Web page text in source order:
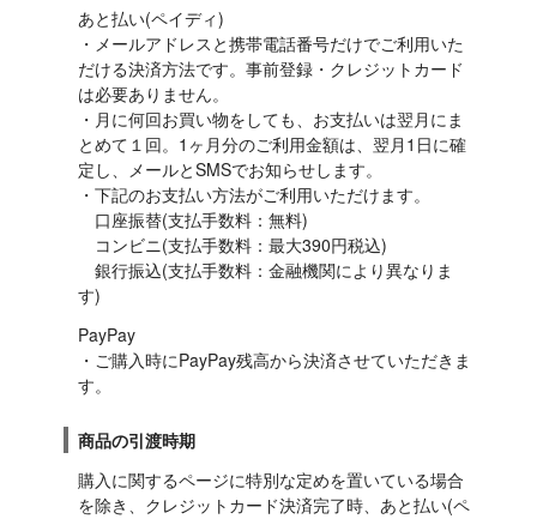
あと払い(ペイディ)
・メールアドレスと携帯電話番号だけでご利用いた
だける決済方法です。事前登録・クレジットカード
は必要ありません。
・月に何回お買い物をしても、お支払いは翌月にま
とめて１回。1ヶ月分のご利用金額は、翌月1日に確
定し、メールとSMSでお知らせします。
・下記のお支払い方法がご利用いただけます。
口座振替(支払手数料：無料)
コンビニ(支払手数料：最大390円税込)
銀行振込(支払手数料：金融機関により異なりま
す)
PayPay
・ご購入時にPayPay残高から決済させていただきま
す。
商品の引渡時期
購入に関するページに特別な定めを置いている場合
を除き、クレジットカード決済完了時、あと払い(ペ